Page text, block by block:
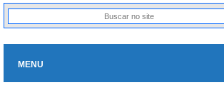
MENU